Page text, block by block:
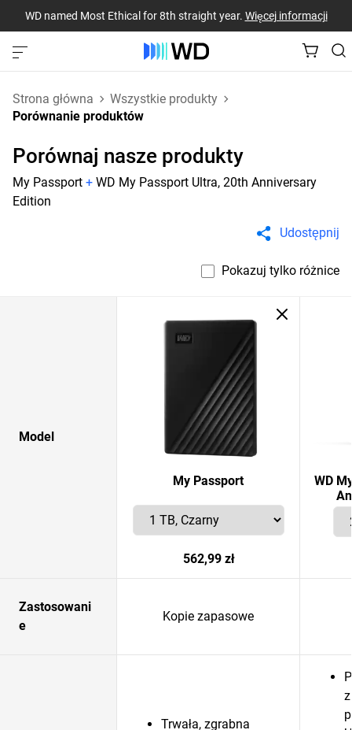
WD named Most Ethical for 8th straight year. Więcej informacji
Strona główna
Wszystkie produkty
Porównanie produktów
Porównaj nasze produkty
My Passport + WD My Passport Ultra, 20th Anniversary
Edition
Udostępnij
Pokazuj tylko różnice
Model
My Passport
562,99 zł
WD
Zastosowani
e
Kopie zapasowe
Trwała, zgrabna